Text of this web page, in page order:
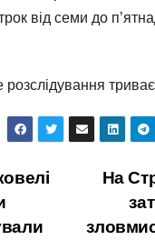
від семи до
розслідування
На